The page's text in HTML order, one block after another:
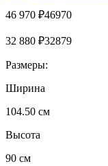
46 970 ₽46970
32 880 ₽32879
Размеры:
Ширина
104.50 см
Высота
90 см